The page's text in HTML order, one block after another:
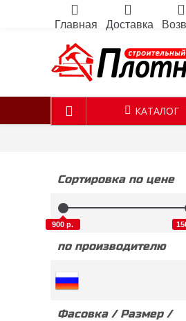
Главная Доставка
КАТАЛОГ
Сортировка по цене
900 р.
по производителю
Фасовка / Размер /